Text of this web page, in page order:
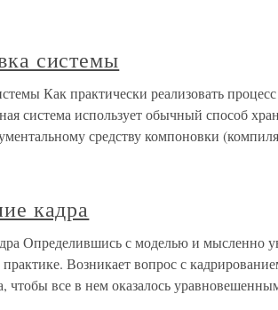
системы
Как практически реализовать
система использует обычный способ
средству компоновки
кадра
Определившись с моделью и мысленно
практике. Возникает вопрос с
чтобы все в нем оказалось